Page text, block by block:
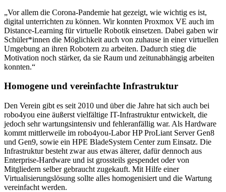
„Vor allem die Corona-Pandemie hat gezeigt, wie wichtig es ist,
digital unterrichten zu können. Wir konnten Proxmox VE auch im
Distance-Learning für virtuelle Robotik einsetzen. Dabei gaben wir
Schüler*innen die Möglichkeit auch von zuhause in einer virtuellen
Umgebung an ihren Robotern zu arbeiten. Dadurch stieg die
Motivation noch stärker, da sie Raum und zeitunabhängig arbeiten
konnten.“
Homogene und vereinfachte Infrastruktur
Den Verein gibt es seit 2010 und über die Jahre hat sich auch bei
robo4you eine äußerst vielfältige IT-Infrastruktur entwickelt, die
jedoch sehr wartungsintensiv und fehleranfällig war. Als Hardware
kommt mittlerweile im robo4you-Labor HP ProLiant Server Gen8
und Gen9, sowie ein HPE BladeSystem Center zum Einsatz. Die
Infrastruktur besteht zwar aus etwas älterer, dafür dennoch aus
Enterprise-Hardware und ist grossteils gespendet oder von
Mitgliedern selber gebraucht zugekauft. Mit Hilfe einer
Virtualisierungslösung sollte alles homogenisiert und die Wartung
vereinfacht werden.